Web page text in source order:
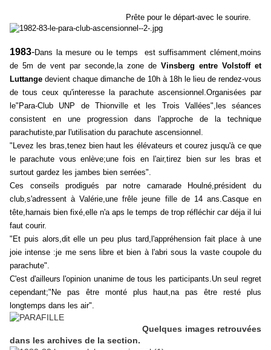
Prête pour le départ-avec le sourire.
1983-Dans la mesure ou le temps
est suffisamment clément,moins
de 5m de vent par seconde,la zone de Vinsberg entre Volstoff et
Luttange devient chaque dimanche de 10h à 18h le lieu de rendez-vous
de tous ceux qu'interesse la parachute ascensionnel.Organisées par
le"Para-Club UNP de Thionville et les Trois Vallées",les séances
consistent en une progression dans l'approche de la technique
parachutiste,par l'utilisation du parachute ascensionnel.
"Levez les bras,tenez bien haut les élévateurs et courez jusqu'à ce que
le parachute vous enlève;une fois en l'air,tirez bien sur les bras et
surtout gardez les jambes bien serrées".
Ces conseils prodigués par notre camarade Houlné,président du
club,s'adressent à Valérie,une frêle jeune fille de 14 ans.Casque en
tête,harnais bien fixé,elle n'a aps le temps de trop réfléchir car déja il lui
faut courir.
"Et puis alors,dit elle un peu plus tard,l'appréhension fait place à une
joie intense :je me sens libre et bien à l'abri sous la vaste coupole du
parachute".
C'est d'ailleurs l'opinion unanime de tous les participants.Un seul regret
cependant;"Ne pas être monté plus haut,na pas être resté plus
longtemps dans les air".
Quelques images retrouvées
dans les archives de la section.